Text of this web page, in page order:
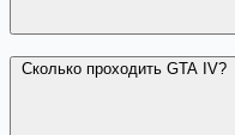
Мультиплеер через
отключён. Онлайн-
GTA IV — только
Сколько проходить GTA IV?